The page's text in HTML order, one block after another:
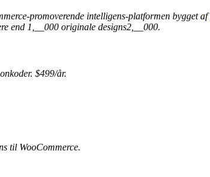
promoverende intelligens-platformen bygget af
end 1,__000 originale designs2,__000.
$499/år.
til WooCommerce.